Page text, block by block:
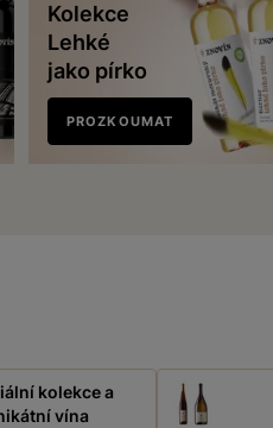
Kolekce
Lehké
jako pírko
PROZKOUMAT
kolekce a
vína